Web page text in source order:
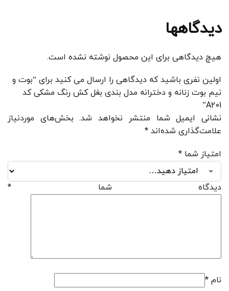
دیدگاهها
هیچ دیدگاهی برای این محصول نوشته نشده است.
اولین نفری باشید که دیدگاهی را ارسال می کنید برای “بوت و
نیم بوت زنانه و دخترانه مدل بندی بغل کش رنگ مشکی کد
A201”
نشانی ایمیل شما منتشر نخواهد شد. بخش‌های موردنیاز
علامت‌گذاری شده‌اند *
امتیاز شما *
دیدگاه شما *
نام *